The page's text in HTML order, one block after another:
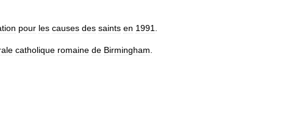
pour les causes des saints en 1991
catholique romaine de Birmingham